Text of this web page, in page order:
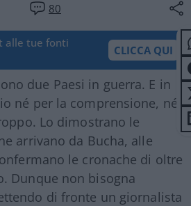
80
alle tue fonti
CLICCA QUI
due Paesi in guerra. E in
né per la comprensione, né
Lo dimostrano le
arrivano da Bucha, alle
le cronache di oltre
Dunque non bisogna
di fronte un giornalista